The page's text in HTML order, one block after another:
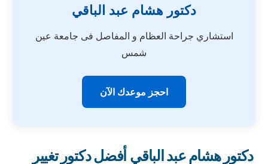
دكتور هشام عبد الباقي
استشاري جراحة العظام و المفاصل فى جامعة عين
شمس
احجز موعدك الآن
دكتور هشام عبد الباقي أفضل دكتور تغيير